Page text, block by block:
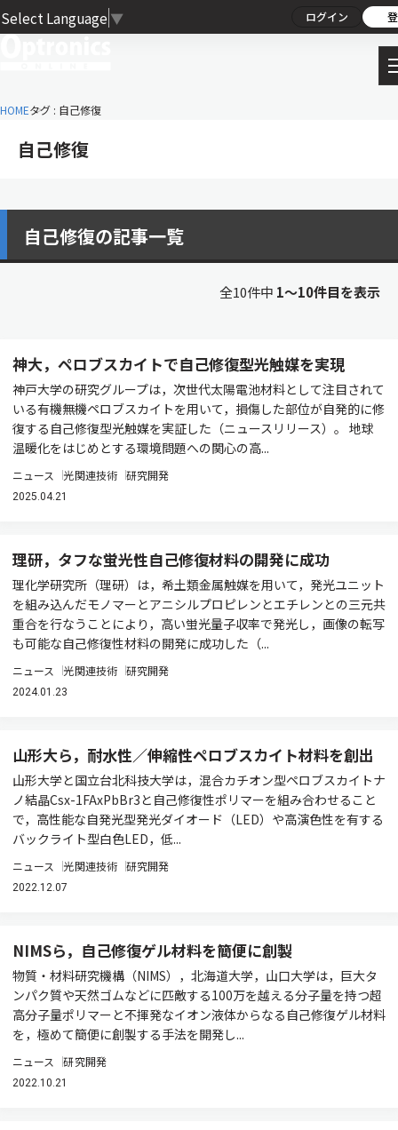
Select Language ▼ ログイン
HOMEタグ : 自己修復
自己修復
自己修復の記事一覧
全10件中 1〜10件目を表示
神大，ペロブスカイトで自己修復型光触媒を実現
神戸大学の研究グループは，次世代太陽電池材料として注目されて
いる有機無機ペロブスカイトを用いて，損傷した部位が自発的に修
復する自己修復型光触媒を実証した（ニュースリリース）。 地球
温暖化をはじめとする環境問題への関心の高...
ニュース 光関連技術 研究開発
2025.04.21
理研，タフな蛍光性自己修復材料の開発に成功
理化学研究所（理研）は，希土類金属触媒を用いて，発光ユニット
を組み込んだモノマーとアニシルプロピレンとエチレンとの三元共
重合を行なうことにより，高い蛍光量子収率で発光し，画像の転写
も可能な自己修復性材料の開発に成功した（...
ニュース 光関連技術 研究開発
2024.01.23
山形大ら，耐水性／伸縮性ペロブスカイト材料を創出
山形大学と国立台北科技大学は，混合カチオン型ペロブスカイトナ
ノ結晶Csx-1FAxPbBr3と自己修復性ポリマーを組み合わせること
で，高性能な自発光型発光ダイオード（LED）や高演色性を有する
バックライト型白色LED，低...
ニュース 光関連技術 研究開発
2022.12.07
NIMSら，自己修復ゲル材料を簡便に創製
物質・材料研究機構（NIMS），北海道大学，山口大学は，巨大タ
ンパク質や天然ゴムなどに匹敵する100万を越える分子量を持つ超
高分子量ポリマーと不揮発なイオン液体からなる自己修復ゲル材料
を，極めて簡便に創製する手法を開発し...
ニュース 研究開発
2022.10.21